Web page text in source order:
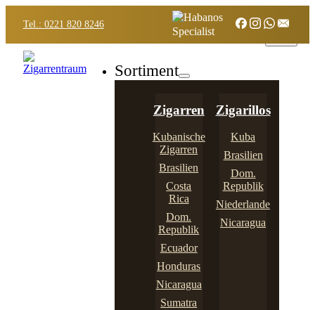
Tel.: 0221 820 8246
Sortiment
Zigarren
Kubanische
Zigarren
Brasilien
Costa
Rica
Dom.
Republik
Ecuador
Honduras
Nicaragua
Sumatra
Zigarillos
Kuba
Brasilien
Dom.
Republik
Niederlande
Nicaragua